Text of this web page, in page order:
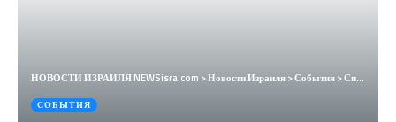
НОВОСТИ ИЗРАИЛЯ NEWSisra.com >Новости Израиля>События>Спасение без границ Иудеи и Самарии : Попытка ножевого теракта в Бейт-Ануне к северу от Кирьят-Арба.
СОБЫТИЯ